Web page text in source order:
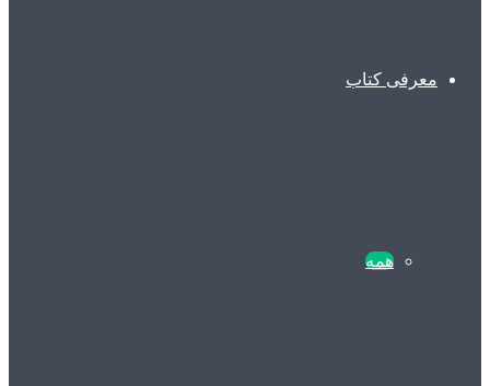
معرفی کتاب
همه